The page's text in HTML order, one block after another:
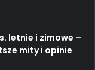
letnie i zimowe –
mity i opinie